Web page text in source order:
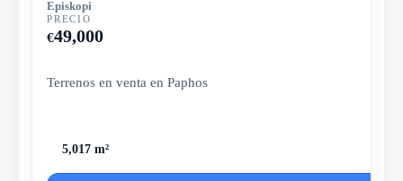
Episkopi
PRECIO
€49,000
Terrenos en venta en Paphos
5,017 m²